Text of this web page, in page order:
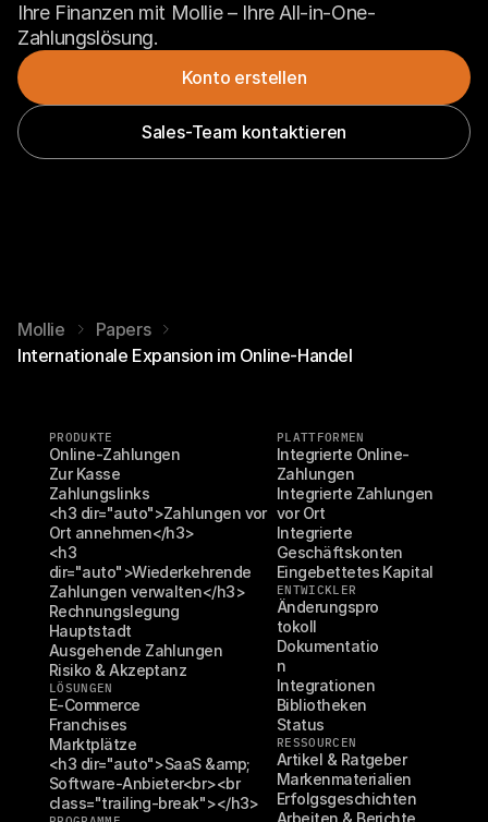
Ihre Finanzen mit Mollie – Ihre All-in-One-
Zahlungslösung.
Konto erstellen
Sales-Team kontaktieren
Mollie
Papers
Internationale Expansion im Online-Handel
PRODUKTE
Online-Zahlungen
Zur Kasse
Zahlungslinks
<h3 dir="auto">Zahlungen vor
Ort annehmen</h3>
<h3
dir="auto">Wiederkehrende
Zahlungen verwalten</h3>
Rechnungslegung
Hauptstadt
Ausgehende Zahlungen
Risiko & Akzeptanz
LÖSUNGEN
E-Commerce
Franchises
Marktplätze
<h3 dir="auto">SaaS &amp;
Software-Anbieter<br><br
class="trailing-break"></h3>
PLATTFORMEN
Integrierte Online-
Zahlungen
Integrierte Zahlungen
vor Ort
Integrierte
Geschäftskonten
Eingebettetes Kapital
ENTWICKLER
Änderungspro
tokoll
Dokumentatio
n
Integrationen
Bibliotheken
Status
RESSOURCEN
Artikel & Ratgeber
Markenmaterialien
Erfolgsgeschichten
Arbeiten & Berichte